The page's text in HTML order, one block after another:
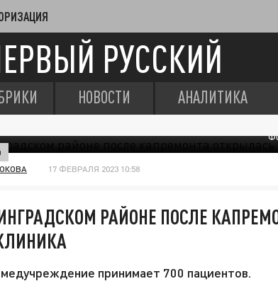
РУССКИЙ
НОВОСТИ АНАЛИТИКА
17 ФЕВРАЛЯ 2023 10:58
РАЙОНЕ ПОСЛЕ
принимает 700 пациентов.